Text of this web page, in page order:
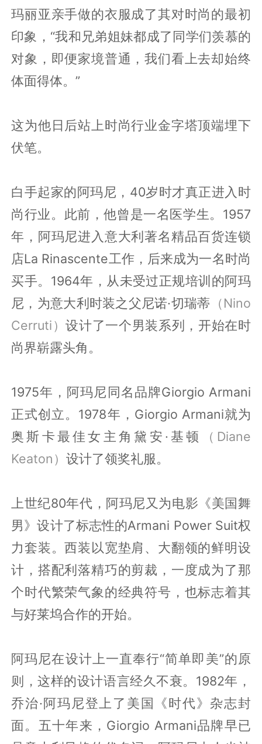
玛丽亚亲手做的衣服成了其对时尚的最初
印象，“我和兄弟姐妹都成了同学们羡慕的
对象，即便家境普通，我们看上去却始终
体面得体。”
这为他日后站上时尚行业金字塔顶端埋下
伏笔。
白手起家的阿玛尼，40岁时才真正进入时
尚行业。此前，他曾是一名医学生。1957
年，阿玛尼进入意大利著名精品百货连锁
店La Rinascente工作，后来成为一名时尚
买手。1964年，从未受过正规培训的阿玛
尼，为意大利时装之父尼诺·切瑞蒂 （Nino
Cerruti）设计了一个男装系列，开始在时
尚界崭露头角。
1975年，阿玛尼同名品牌Giorgio Armani
正式创立。1978年，Giorgio Armani就为
奥斯卡最佳女主角黛安·基顿
（Diane
Keaton）设计了领奖礼服。
上世纪80年代，阿玛尼又为电影《美国舞
男》设计了标志性的Armani Power Suit权
力套装。西装以宽垫肩、大翻领的鲜明设
计，搭配利落精巧的剪裁，一度成为了那
个时代繁荣气象的经典符号，也标志着其
与好莱坞合作的开始。
阿玛尼在设计上一直奉行“简单即美”的原
则，这样的设计语言经久不衰。1982年，
乔治·阿玛尼登上了美国《时代》杂志封
面。五十年来，Giorgio Armani品牌早已